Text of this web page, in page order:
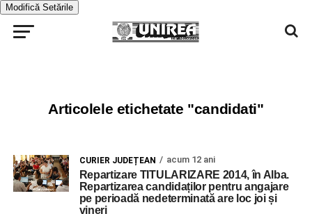
Modifică Setările
Articolele etichetate "candidati"
CURIER JUDEȚEAN acum 12 ani
Repartizare TITULARIZARE 2014, în Alba.
Repartizarea candidaților pentru angajare
pe perioadă nedeterminată are loc joi și
vineri